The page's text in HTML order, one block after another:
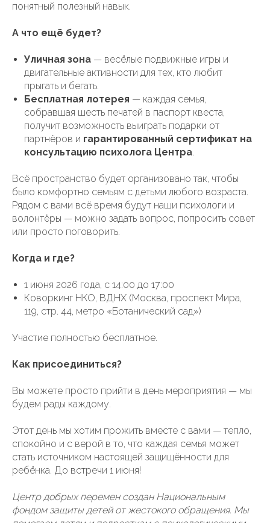
понятный полезный навык.
А что ещё будет?
Уличная зона — весёлые подвижные игры и
двигательные активности для тех, кто любит
прыгать и бегать.
Бесплатная лотерея — каждая семья,
собравшая шесть печатей в паспорт квеста,
получит возможность выиграть подарки от
партнёров и гарантированный сертификат на
консультацию психолога Центра.
Всё пространство будет организовано так, чтобы
было комфортно семьям с детьми любого возраста.
Рядом с вами всё время будут наши психологи и
волонтёры — можно задать вопрос, попросить совет
или просто поговорить.
Когда и где?
1 июня 2026 года, с 14:00 до 17:00
Коворкинг НКО, ВДНХ (Москва, проспект Мира,
119, стр. 44, метро «Ботанический сад»)
Участие полностью бесплатное.
Как присоединиться?
Вы можете просто прийти в день мероприятия — мы
будем рады каждому.
Этот день мы хотим прожить вместе с вами — тепло,
спокойно и с верой в то, что каждая семья может
стать источником настоящей защищённости для
ребёнка. До встречи 1 июня!
Центр добрых перемен создан Национальным
фондом защиты детей от жестокого обращения. Мы